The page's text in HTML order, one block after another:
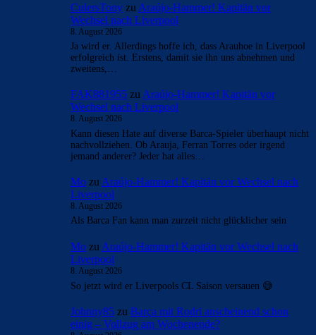
CulersTony zu Araújo-Hammer! Kapitän vor
Wechsel nach Liverpool
8. August 2026
Ja wird er. Allerdings hoffe ich, dass Arauhoe in Liverpool
erfolgreich ist. Erstens, damit sie ihn uns abnehmen und
zweitens,…
FAK881955 zuAraújo-Hammer! Kapitän vor
Wechsel nach Liverpool
8. August 2026
Kann diesen Hate auf diverse Barca-Spieler überhaupt nicht
nachvollziehen. Ob Arauja, Ferran Torres oder irgend
jemand anderer? Jeder hat alles…
Mo zu Araújo-Hammer! Kapitän vor Wechsel nach
Liverpool
8. August 2026
Als Barca Fan kann man zurzeit nicht glücklicher sein
Mo zu Araújo-Hammer! Kapitän vor Wechsel nach
Liverpool
8. August 2026
So jetzt wird er Liverpools CL Saison versauen 😅
Johnny85 zu Barça mit Rodri anscheinend schon
einig – Vollzug am Wochenende?